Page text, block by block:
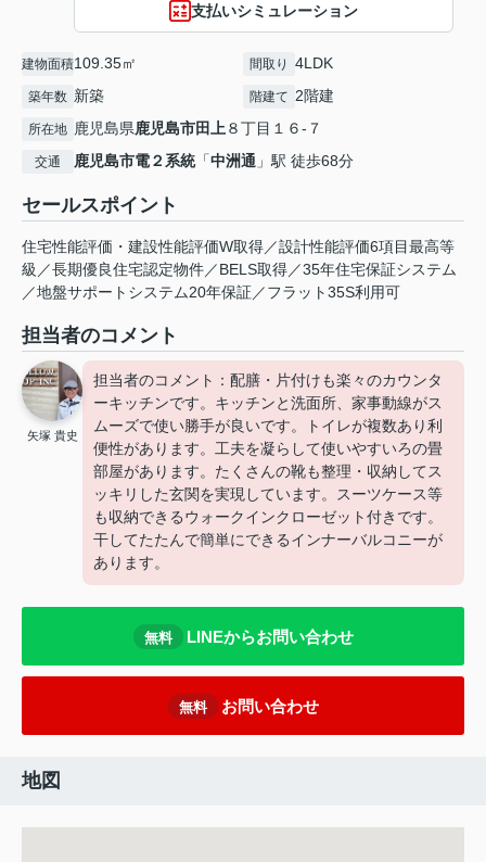
支払いシミュレーション
建物面積109.35㎡ 間取り 4LDK
築年数 新築 階建て 2階建
所在地 鹿児島県鹿児島市田上８丁目１６-７
交通 鹿児島市電２系統「中洲通 」駅 徒歩68分
セールスポイント
住宅性能評価・建設性能評価W取得／設計性能評価6項目最高等
級／長期優良住宅認定物件／BELS取得／35年住宅保証システム
／地盤サポートシステム20年保証／フラット35S利用可
担当者のコメント
矢塚 貴史
担当者のコメント：配膳・片付けも楽々のカウンタ
ーキッチンです。キッチンと洗面所、家事動線がス
ムーズで使い勝手が良いです。トイレが複数あり利
便性があります。工夫を凝らして使いやすいろの畳
部屋があります。たくさんの靴も整理・収納してス
ッキリした玄関を実現しています。スーツケース等
も収納できるウォークインクローゼット付きです。
干してたたんで簡単にできるインナーバルコニーが
あります。
無料 LINEからお問い合わせ
無料 お問い合わせ
地図